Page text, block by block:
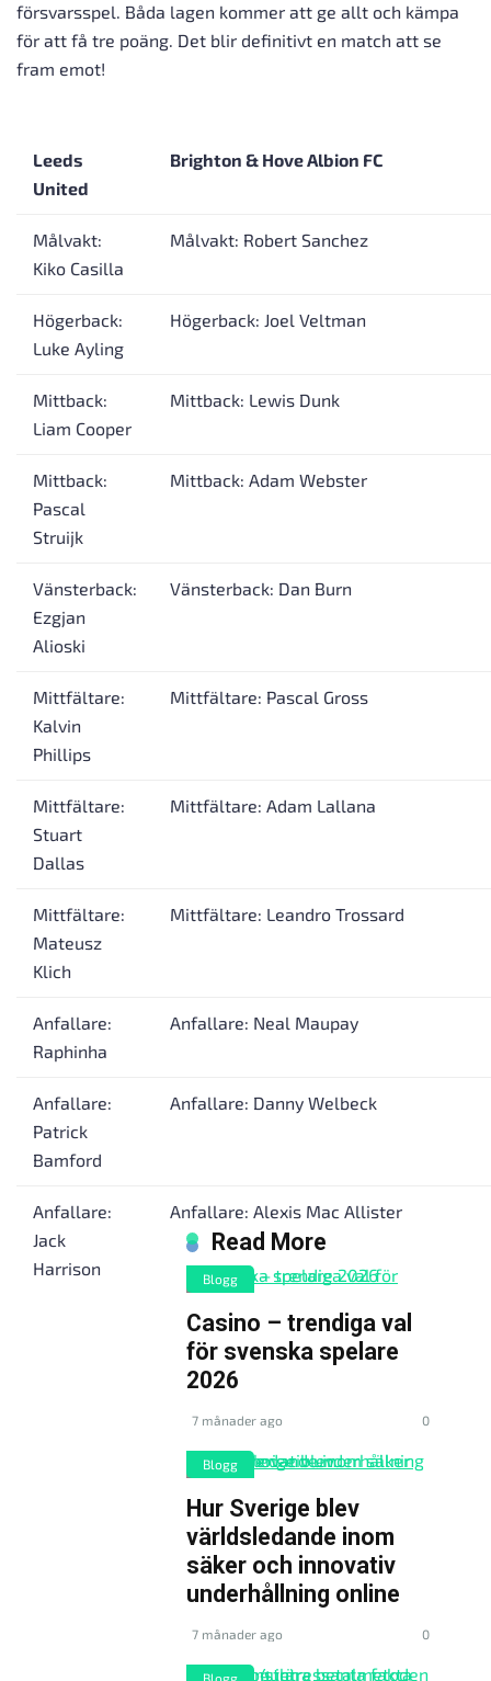
försvarsspel. Båda lagen kommer att ge allt och kämpa
för att få tre poäng. Det blir definitivt en match att se
fram emot!
Leeds
United
Brighton & Hove Albion FC
Målvakt:
Kiko Casilla
Målvakt: Robert Sanchez
Högerback:
Luke Ayling
Högerback: Joel Veltman
Mittback:
Liam Cooper
Mittback: Lewis Dunk
Mittback:
Pascal
Struijk
Mittback: Adam Webster
Vänsterback:
Ezgjan
Alioski
Vänsterback: Dan Burn
Mittfältare:
Kalvin
Phillips
Mittfältare: Pascal Gross
Mittfältare:
Stuart
Dallas
Mittfältare: Adam Lallana
Mittfältare:
Mateusz
Klich
Mittfältare: Leandro Trossard
Anfallare:
Raphinha
Anfallare: Neal Maupay
Anfallare:
Patrick
Bamford
Anfallare: Danny Welbeck
Anfallare:
Jack
Harrison
Anfallare: Alexis Mac Allister
Read More
Blogg
Casino – trendiga val
för svenska spelare
2026
7 månader ago 0
Blogg
Hur Sverige blev
världsledande inom
säker och innovativ
underhållning online
7 månader ago 0
Blogg